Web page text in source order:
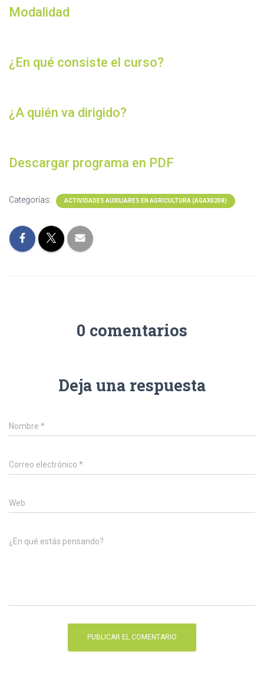
Modalidad
¿En qué consiste el curso?
¿A quién va dirigido?
Descargar programa en PDF
Categorías: ACTIVIDADES AUXILIARES EN AGRICULTURA (AGAX0208)
0 comentarios
Deja una respuesta
Nombre *
Correo electrónico *
Web
¿En qué estás pensando?